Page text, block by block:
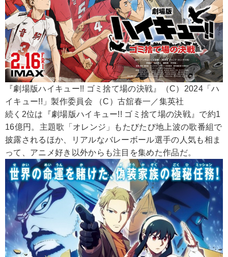
『劇場版ハイキュー!! ゴミ捨て場の決戦』（C）2024「ハ
イキュー!!」製作委員会 （C）古舘春一／集英社
続く2位は『劇場版ハイキュー!! ゴミ捨て場の決戦』で約1
16億円。主題歌「オレンジ」もたびたび地上波の歌番組で
披露されるほか、リアルなバレーボール選手の人気も相ま
って、アニメ好き以外からも注目を集めた作品だ。